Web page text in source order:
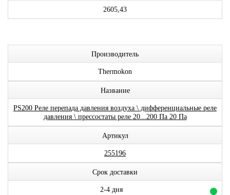
2605,43
Производитель
Thermokon
Название
PS200 Реле перепада давления воздуха \ дифференциальные реле
давления \ прессостаты реле 20...200 Па 20 Па
Артикул
255196
Срок доставки
2-4 дня